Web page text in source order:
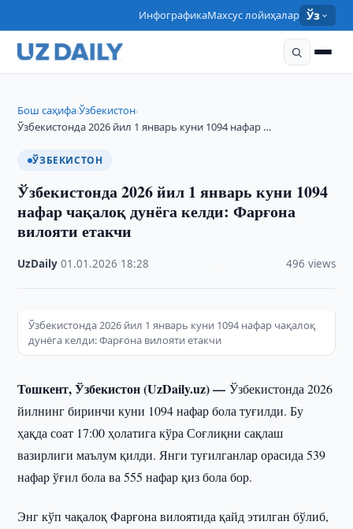
ИнфографикаМахсус лойиҳалар Ўз
Бош саҳифа›Ўзбекистон›
Ўзбекистонда 2026 йил 1 январь куни 1094 нафар …
ЎЗБЕКИСТОН
Ўзбекистонда 2026 йил 1 январь куни 1094
нафар чақалоқ дунёга келди: Фарғона
вилояти етакчи
UzDaily ·01.01.2026 18:28 496 views
Ўзбекистонда 2026 йил 1 январь куни 1094 нафар чақалоқ
дунёга келди: Фарғона вилояти етакчи
Тошкент, Ўзбекистон (UzDaily.uz) —Ўзбекистонда 2026
йилнинг биринчи куни 1094 нафар бола туғилди. Бу
ҳақда соат 17:00 ҳолатига кўра Соғлиқни сақлаш
вазирлиги маълум қилди. Янги туғилганлар орасида 539
нафар ўғил бола ва 555 нафар қиз бола бор.
Энг кўп чақалоқ Фарғона вилоятида қайд этилган бўлиб,